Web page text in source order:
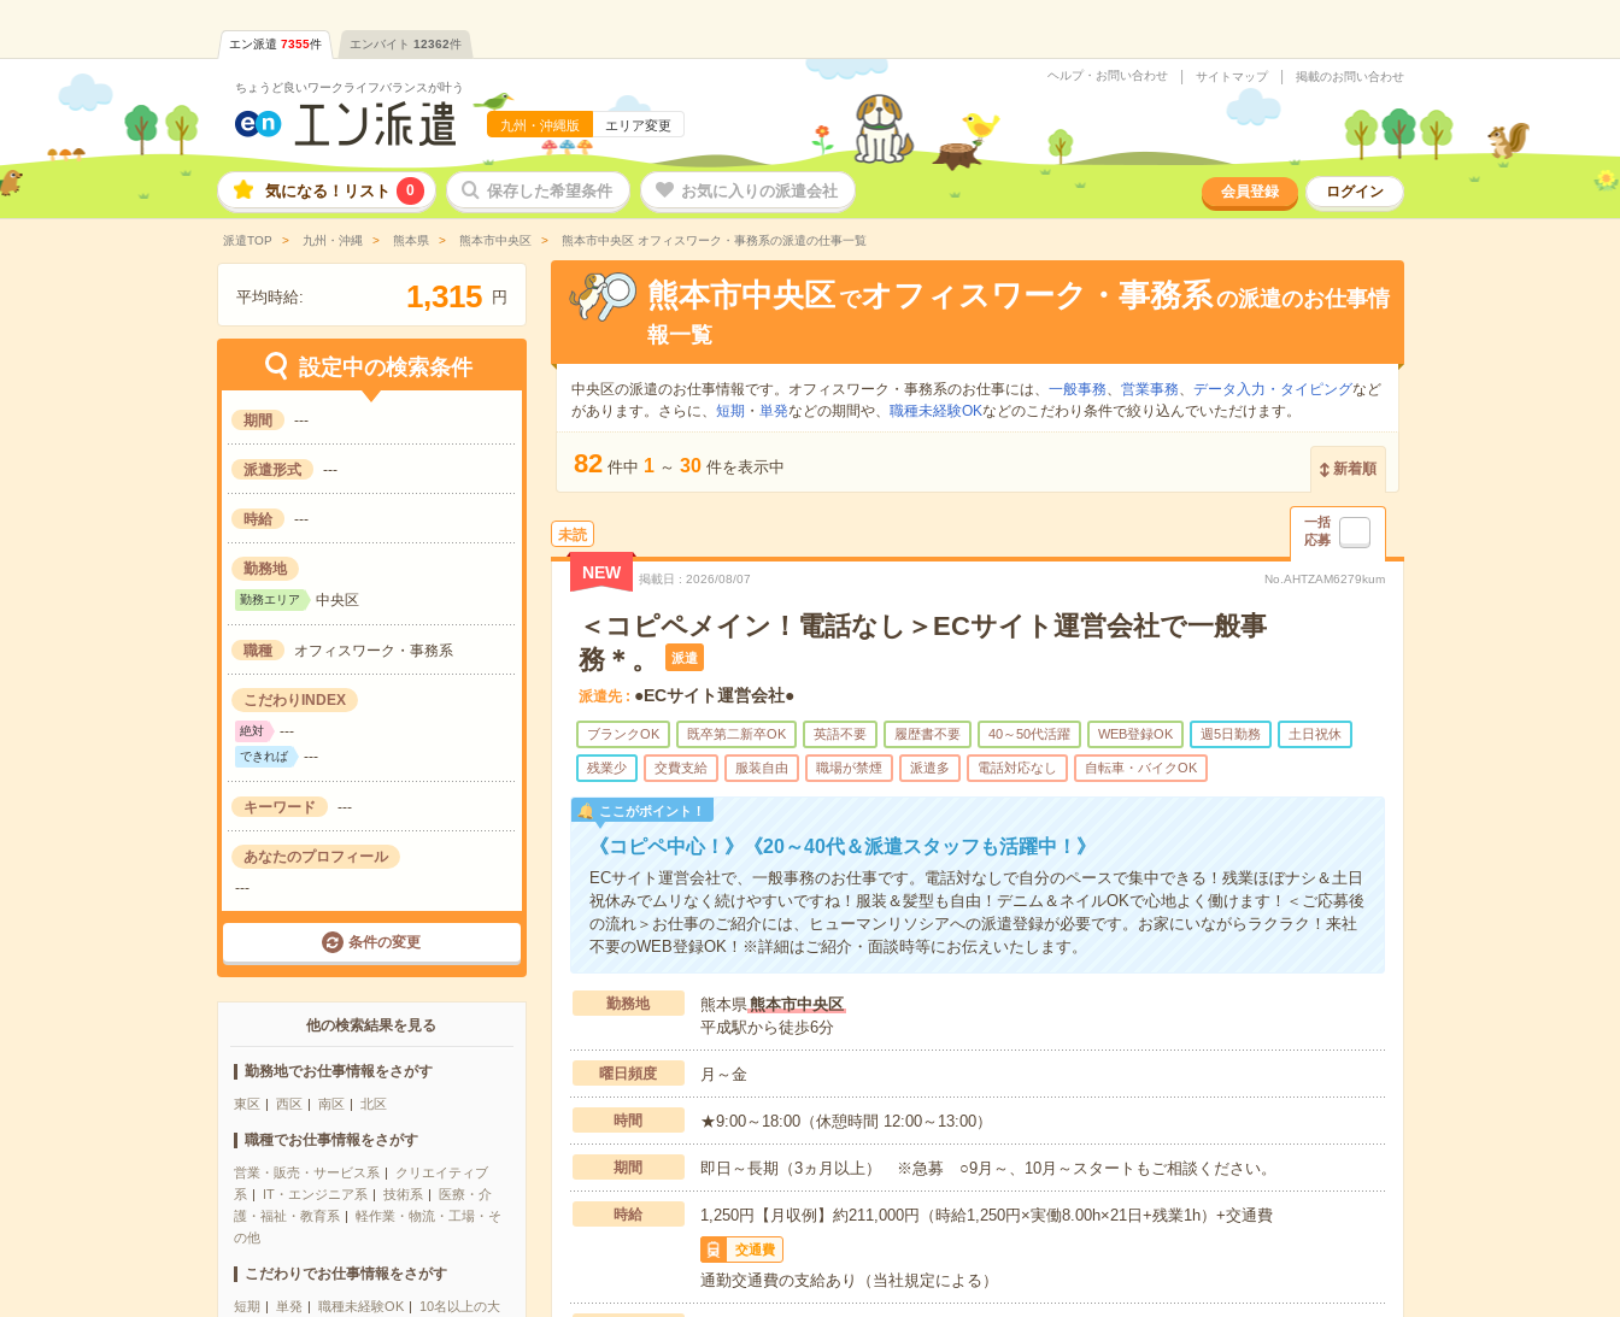
エン派遣 7355件 エンバイト 12362件
ちょうど良いワークライフバランスが叶う
九州・沖縄版 エリア変更
ヘルプ・お問い合わせ サイトマップ 掲載のお問い合わせ
気になる！リスト 0 保存した希望条件 お気に入りの派遣会社 会員登録 ログイン
派遣TOP 九州・沖縄 熊本県 熊本市中央区 熊本市中央区 オフィスワーク・事務系の派遣の仕事一覧
平均時給: 1,315 円
設定中の検索条件
期間 ---
派遣形式 ---
時給 ---
勤務地
勤務エリア 中央区
職種 オフィスワーク・事務系
こだわりINDEX
絶対 ---
できれば ---
キーワード ---
あなたのプロフィール
---
条件の変更
他の検索結果を見る
勤務地でお仕事情報をさがす
東区 西区 南区 北区
職種でお仕事情報をさがす
営業・販売・サービス系
クリエイティブ
系
IT・エンジニア系 技術系
医療・介
護・福祉・教育系
軽作業・物流・工場・そ
の他
こだわりでお仕事情報をさがす
短期 単発 職種未経験OK
10名以上の大
熊本市中央区 でオフィスワーク・事務系の派遣のお仕事情
報一覧
中央区の派遣のお仕事情報です。オフィスワーク・事務系のお仕事には、 一般事務、 営業事務、 データ入力・タイピングなど
があります。さらに、 短期 ・ 単発などの期間や、 職種未経験OKなどのこだわり条件で絞り込んでいただけます。
82 件中 1 ～ 30 件を表示中 新着順
未読
一括
応募
NEW 掲載日 2026/08/07 No.AHTZAM6279kum
＜コピペメイン！電話なし＞ECサイト運営会社で一般事
務＊。
派遣
派遣先 ●ECサイト運営会社●
ブランクOK 既卒第二新卒OK 英語不要 履歴書不要 40～50代活躍 WEB登録OK 週5日勤務 土日祝休
残業少 交費支給 服装自由 職場が禁煙 派遣多 電話対応なし 自転車・バイクOK
ここがポイント！
《コピペ中心！》《20～40代＆派遣スタッフも活躍中！》
ECサイト運営会社で、一般事務のお仕事です。電話対なしで自分のペースで集中できる！残業ほぼナシ＆土日
祝休みでムリなく続けやすいですね！服装＆髪型も自由！デニム＆ネイルOKで心地よく働けます！＜ご応募後
の流れ＞お仕事のご紹介には、ヒューマンリソシアへの派遣登録が必要です。お家にいながらラクラク！来社
不要のWEB登録OK！※詳細はご紹介・面談時等にお伝えいたします。
勤務地 熊本県熊本市中央区
平成駅から徒歩6分
曜日頻度 月～金
時間 ★9:00～18:00（休憩時間 12:00～13:00）
期間 即日～長期（3ヵ月以上） ※急募 ○9月～、10月～スタートもご相談ください。
時給 1,250円【月収例】約211,000円（時給1,250円×実働8.00h×21日+残業1h）+交通費
交通費
通勤交通費の支給あり（当社規定による）